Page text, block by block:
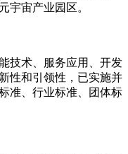
宇宙产业园区。
术、服务应用、开发
性和引领性，已实施并
准、行业标准、团体标